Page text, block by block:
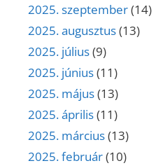
2025. szeptember(14)
2025. augusztus(13)
2025. július(9)
2025. június(11)
2025. május(13)
2025. április(11)
2025. március(13)
2025. február(10)